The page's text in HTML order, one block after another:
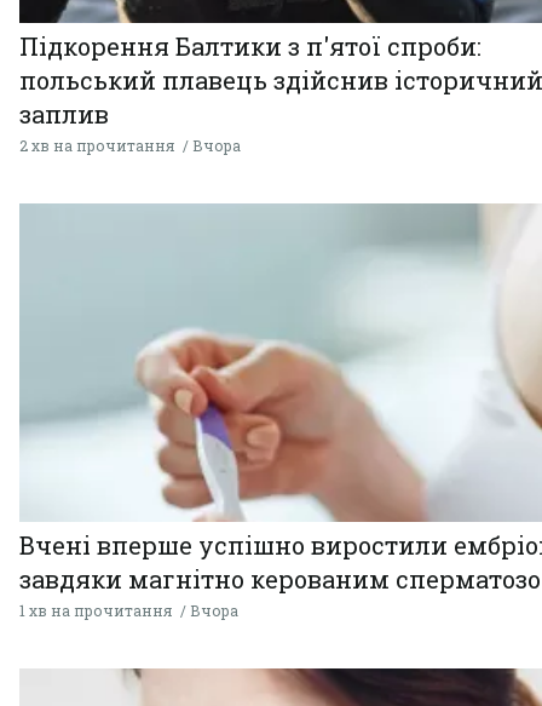
Підкорення Балтики з п'ятої спроби:
польський плавець здійснив історичний
заплив
2 хв на прочитання Вчора
Вчені вперше успішно виростили
завдяки магнітно керованим
1 хв на прочитання Вчора